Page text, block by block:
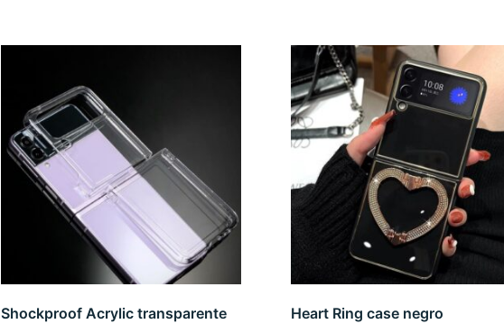
Shockproof Acrylic transparente Heart Ring case negro